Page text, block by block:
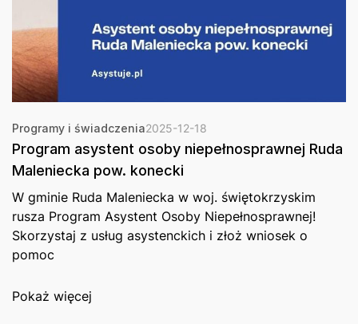
Programy i świadczenia2025-12-18
Program asystent osoby niepełnosprawnej Ruda
Maleniecka pow. konecki
W gminie Ruda Maleniecka w woj. świętokrzyskim
rusza Program Asystent Osoby Niepełnosprawnej!
Skorzystaj z usług asystenckich i złoż wniosek o
pomoc
Pokaż więcej